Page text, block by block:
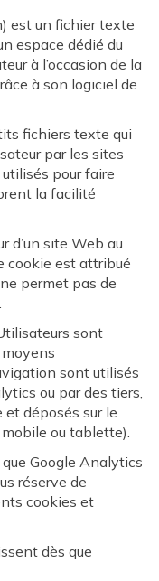
est un fichier texte
espace dédié du
à l’occasion de la
à son logiciel de
fichiers texte qui
par les sites
pour faire
la facilité
d’un site Web au
cookie est attribué
permet pas de
sont
sont utilisés
ou par des tiers,
déposés sur le
ou tablette).
Google Analytics
réserve de
cookies et
dès que